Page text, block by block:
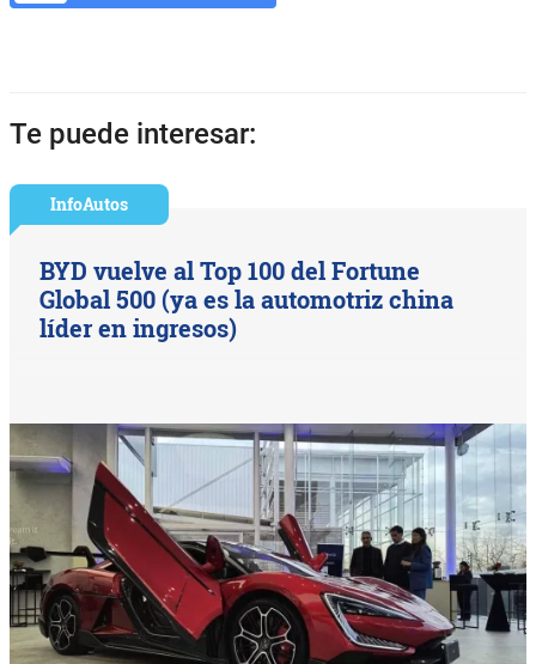
Te puede interesar:
InfoAutos
BYD vuelve al Top 100 del Fortune
Global 500 (ya es la automotriz china
líder en ingresos)